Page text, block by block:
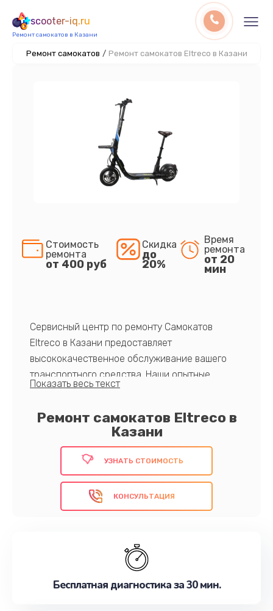
scooter-iq.ru
Ремонт самокатов в Казани
Ремонт самокатов / Ремонт самокатов Eltreco в Казани
Ремонт самокатов Eltreco в
Казани
Стоимость
ремонта
от 400 руб
Скидка
до
20%
Время
ремонта
от 20
мин
Сервисный центр по ремонту Самокатов
Eltreco в Казани предоставляет
высококачественное обслуживание вашего
транспортного средства. Наши опытные
мастера быстро и надежно восстановят
срок службы.
Доверьте нам свой самокат и наслаждайтесь
комфортной и безопасной поездкой каждый
УЗНАТЬ СТОИМОСТЬ
КОНСУЛЬТАЦИЯ
Бесплатная диагностика за 30 мин.